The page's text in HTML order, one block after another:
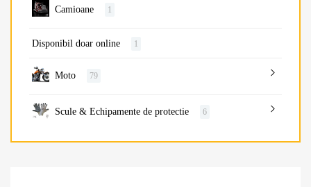
Camioane 1
Disponibil doar online 1
Moto 79
Scule & Echipamente de protectie 6